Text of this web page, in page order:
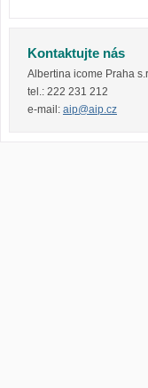
Kontaktujte nás
Albertina icome Praha
tel.: 222 231 212
e-mail: aip@aip.cz